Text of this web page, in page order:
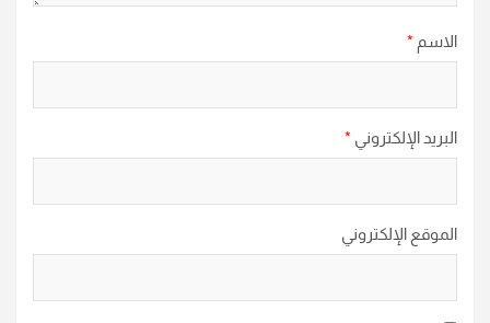
الاسم *
البريد الإلكتروني *
الموقع الإلكتروني